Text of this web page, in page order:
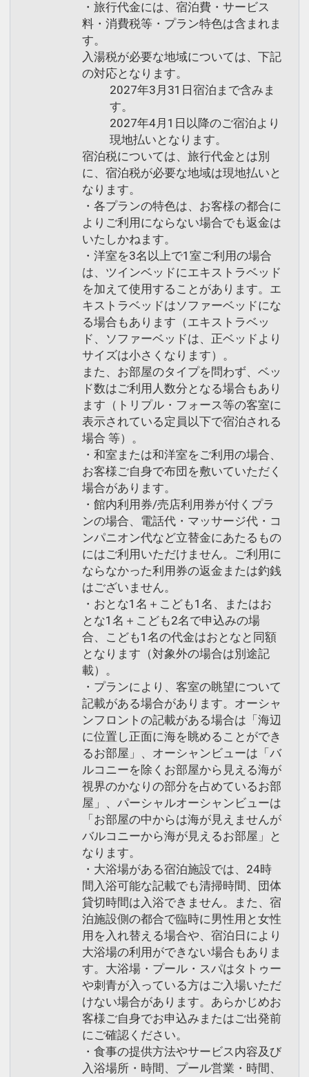
・旅行代金には、宿泊費・サービス
料・消費税等・プラン特色は含まれま
す。
入湯税が必要な地域については、下記
の対応となります。
2027年3月31日宿泊まで含みま
す。
2027年4月1日以降のご宿泊より
現地払いとなります。
宿泊税については、旅行代金とは別
に、宿泊税が必要な地域は現地払いと
なります。
・各プランの特色は、お客様の都合に
よりご利用にならない場合でも返金は
いたしかねます。
・洋室を3名以上で1室ご利用の場合
は、ツインベッドにエキストラベッド
を加えて使用することがあります。エ
キストラベッドはソファーベッドにな
る場合もあります（エキストラベッ
ド、ソファーベッドは、正ベッドより
サイズは小さくなります）。
また、お部屋のタイプを問わず、ベッ
ド数はご利用人数分となる場合もあり
ます（トリプル・フォース等の客室に
表示されている定員以下で宿泊される
場合 等）。
・和室または和洋室をご利用の場合、
お客様ご自身で布団を敷いていただく
場合があります。
・館内利用券/売店利用券が付くプラ
ンの場合、電話代・マッサージ代・コ
ンパニオン代など立替金にあたるもの
にはご利用いただけません。ご利用に
ならなかった利用券の返金または釣銭
はございません。
・おとな1名＋こども1名、またはお
とな1名＋こども2名で申込みの場
合、こども1名の代金はおとなと同額
となります（対象外の場合は別途記
載）。
・プランにより、客室の眺望について
記載がある場合があります。オーシャ
ンフロントの記載がある場合は「海辺
に位置し正面に海を眺めることができ
るお部屋」、オーシャンビューは「バ
ルコニーを除くお部屋から見える海が
視界のかなりの部分を占めているお部
屋」、パーシャルオーシャンビューは
「お部屋の中からは海が見えませんが
バルコニーから海が見えるお部屋」と
なります。
・大浴場がある宿泊施設では、24時
間入浴可能な記載でも清掃時間、団体
貸切時間は入浴できません。また、宿
泊施設側の都合で臨時に男性用と女性
用を入れ替える場合や、宿泊日により
大浴場の利用ができない場合もありま
す。大浴場・プール・スパはタトゥー
や刺青が入っている方はご入場いただ
けない場合があります。あらかじめお
客様ご自身でお申込みまたはご出発前
にご確認ください。
・食事の提供方法やサービス内容及び
入浴場所・時間、プール営業・時間、